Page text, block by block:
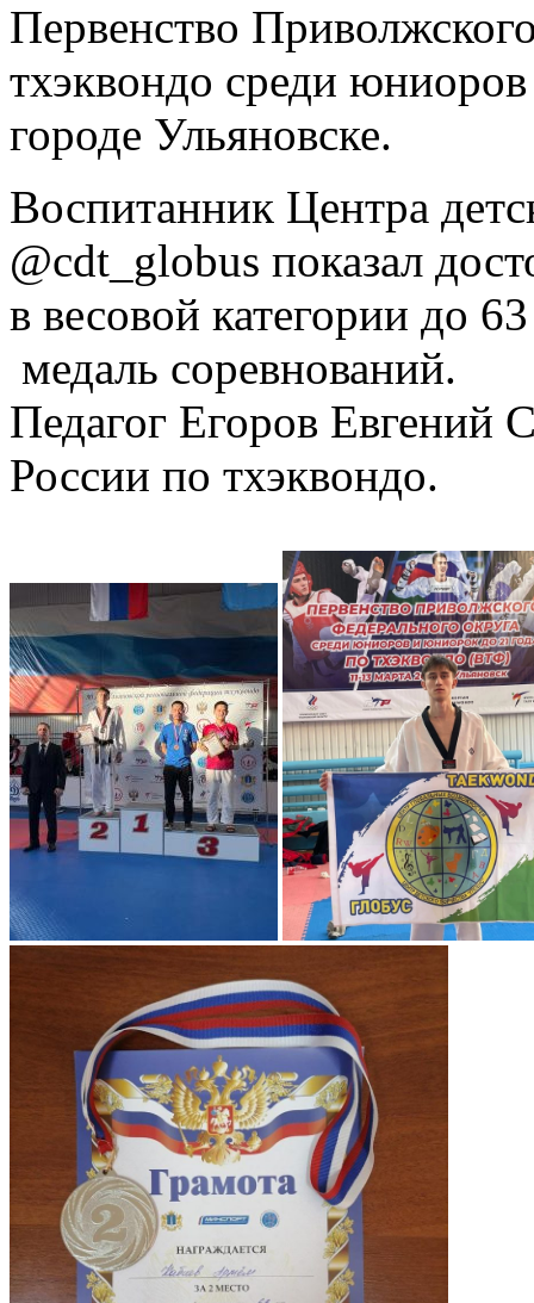
Первенство
тхэквондо среди
городе Ульяновске.
Воспитанник Центра
@cdt_globus показал
в весовой категории до
медаль соревнований.
Педагог Егоров Евгений
России по тхэквондо.